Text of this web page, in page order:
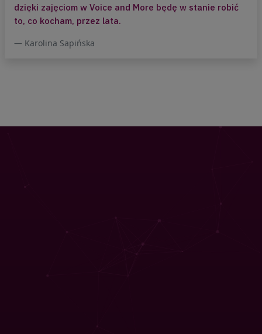
IV – Czułość w relacji ze samym sobą
wpływa bezpośrednio na nasz
Aby ze spokojem podchodzić do
związany z realizacją trudnych zadań
jak wystąpienie na scenie na radość
dzięki zajęciom w Voice and More będę w stanie robić
to, co kocham, przez lata.
Karolina Sapińska